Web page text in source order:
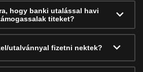
hogy banki utalással havi
titeket?
utalvánnyal fizetni nektek?